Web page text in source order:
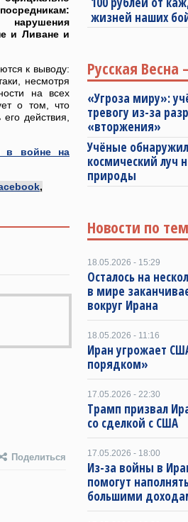
нарушения
и Ливане и
к выводу:
несмотря
на всех
о том, что
действия,
в войне на
,
Поделиться
жизней наших
Русская
«Угроза миру»:
тревогу из-за
«вторжения»
Учёные
космический луч
природы
Новости по
18.05.2026 - 15:29
Осталось на
в мире
вокруг Ирана
18.05.2026 - 11:16
Иран угрожает
порядком»
17.05.2026 - 22:30
Трамп призвал
со сделкой с США
17.05.2026 - 18:00
Из-за войны в
помогут
большими